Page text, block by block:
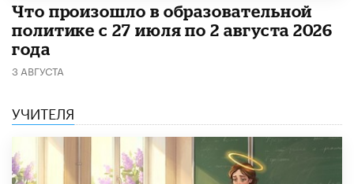
​Что произошло в образовательной
политике с 27 июля по 2 августа 2026
года
3 АВГУСТА
УЧИТЕЛЯ